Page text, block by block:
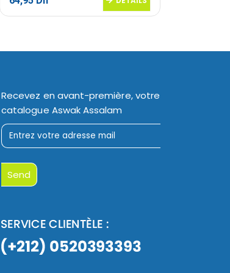
Recevez en avant-première, votre
catalogue Aswak Assalam